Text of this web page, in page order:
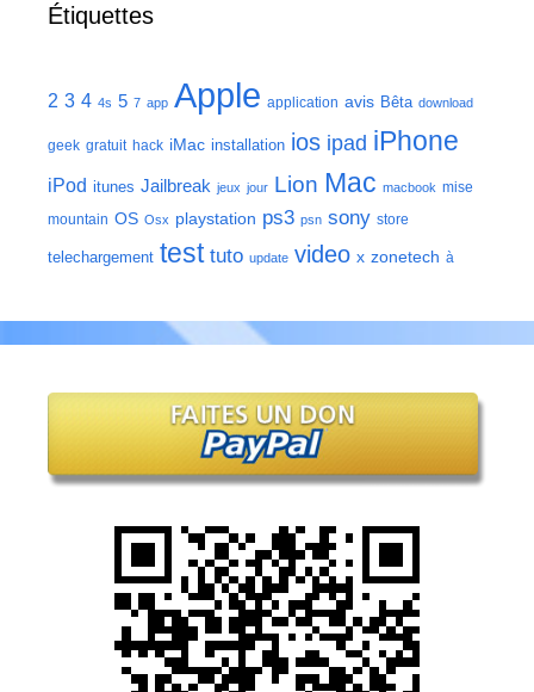
Étiquettes
2 3 4 4s 5 7 app Apple application avis Bêta download
geek gratuit hack iMac installation ios ipad iPhone
iPod itunes Jailbreak jeux jour Lion Mac macbook mise
mountain OS Osx playstation ps3 psn sony store
telechargement test tuto update video x zonetech à